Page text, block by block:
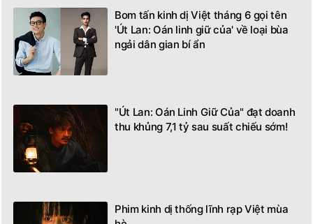
Bom tấn kinh dị Việt tháng 6 gọi tên
'Út Lan: Oán linh giữ của' về loại bùa
ngải dân gian bí ẩn
"Út Lan: Oán Linh Giữ Của" đạt doanh
thu khủng 7,1 tỷ sau suất chiếu sớm!
Phim kinh dị thống lĩnh rạp Việt mùa